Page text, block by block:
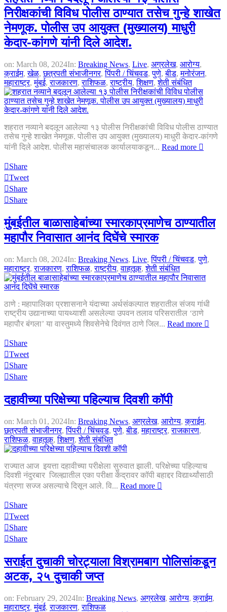
निरीक्षकांची विविध पोलीस ठाण्यात तसेच गुन्हे शाखेत
नेमणूक. पोलीस उप आयुक्त (मुख्यालय) माधुरी
केदार-कांगणे यांनी दिले आदेश.
on: March 08, 2024In: Breaking News, Live, अग्रलेख, आरोग्य,
क्राईम,खेळ,छत्रपती संभाजीनगर,पिंपरी / चिंचवड,पुणे,बीड,मनोरंजन,
महाराष्ट्र,मुंबई,राजकारण,राशिफळ,राष्ट्रीय,शिक्षण,शेती संबंधित
शहरात नव्याने बदलून आलेल्या १३ पोलीस निरीक्षकांची विविध पोलीस ठाण्यात
तसेच गुन्हे शाखेत नेमणूक. पोलीस उप आयुक्त (मुख्यालय) माधुरी केदार-कांगणे
यांनी दिले आदेश. पोलीस महासंचालक कार्यालयाकडून... Read more
Share
Tweet
Share
Share
मुंबईतील बाळासाहेबांच्या स्मारकाप्रमाणेच ठाण्यातील
महापौर निवासात आनंद दिघेंचे स्मारक
on: March 08, 2024In: Breaking News, Live,पिंपरी / चिंचवड,पुणे,
महाराष्ट्र,राजकारण,राशिफळ,राष्ट्रीय,वाहतूक,शेती संबंधित
ठाणे : महापालिका प्रशासनाने यंदाच्या अर्थसंकल्पात शहरातील संजय गांधी
राष्ट्रीय उद्यानाच्या पायथ्याशी असलेल्या उपवन तलाव परिसरातील ‘ठाणे
महापौर बंगला’ या वास्तुमध्ये शिवसेनेचे दिवंगत ठाणे जिल... Read more
Share
Tweet
Share
Share
दहावीच्या परिक्षेच्या पहिल्याच दिवशी कॉपी
on: March 01, 2024In: Breaking News, अग्रलेख, आरोग्य,क्राईम,
छत्रपती संभाजीनगर,पिंपरी / चिंचवड,पुणे,बीड,महाराष्ट्र,राजकारण,
राशिफळ,वाहतूक,शिक्षण,शेती संबंधित
राज्यात आज इयत्ता दहावीच्या परीक्षेला सुरुवात झाली. परिक्षेच्या पहिल्याच
दिवशी नंदुरबार जिल्ह्यातील एका परीक्षा केंद्रावर कॉपी बहाद्दर विद्यार्थ्यांसाठी
यंत्रणा सज्ज असल्याचे दिसून आले. वि... Read more
Share
Tweet
Share
Share
सराईत दुचाकी चोरट्याला विश्रामबाग पोलिसांकडून
अटक, २५ दुचाकी जप्त
on: February 29, 2024In: Breaking News, अग्रलेख, आरोग्य,क्राईम,
महाराष्ट्र,मुंबई,राजकारण,राशिफळ